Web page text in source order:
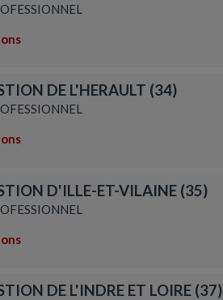
DE L'HERAULT (34)
D'ILLE-ET-VILAINE (35)
DE L'INDRE ET LOIRE (37)